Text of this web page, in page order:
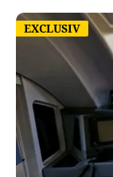
EXCLUSIV
EXCLUSIV